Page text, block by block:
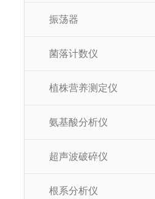
振荡器
菌落计数仪
植株营养测定仪
氨基酸分析仪
超声波破碎仪
根系分析仪